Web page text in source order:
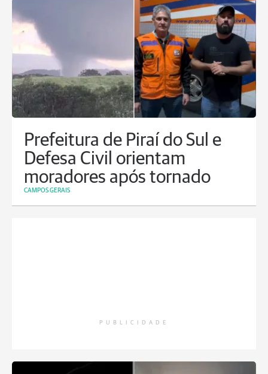
Prefeitura de Piraí do Sul e
Defesa Civil orientam
moradores após tornado
CAMPOS GERAIS
PUBLICIDADE